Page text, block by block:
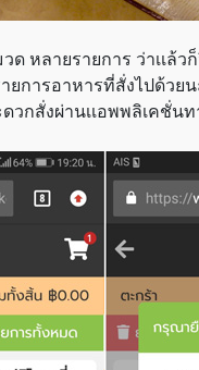
หลายรายการ ว่าเเล้ว
ยการอาหารที่สั่งไปด้วย
วกสั่งผ่านเเอพพลิเคชั่น